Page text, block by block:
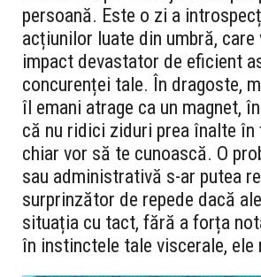
persoană. Este o zi a
acțiunilor luate din umbră, care
impact devastator de eficient
concurenței tale. În dragoste,
îl emani atrage ca un magnet,
că nu ridici ziduri prea înalte în
chiar vor să te cunoască. O
sau administrativă s-ar putea
surprinzător de repede dacă
situația cu tact, fără a forța
în instinctele tale viscerale, ele